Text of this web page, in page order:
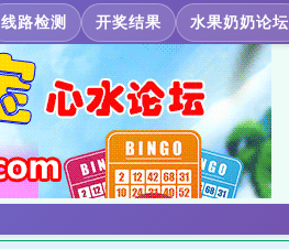
线路检测 开奖结果 水果奶奶论坛